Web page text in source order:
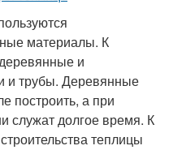
материалы. К
и
и трубы. Деревянные
построить, а при
служат долгое время. К
теплицы